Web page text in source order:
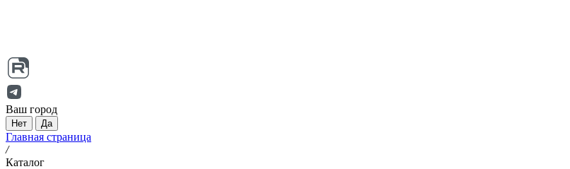
Ваш город
Нет Да
Главная страница
/
Каталог